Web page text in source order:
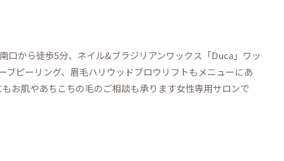
口から徒歩5分、ネイル&ブラジリアンワックス「Duca」ワッ
ブピーリング、眉毛ハリウッドブロウリフトもメニューにあ
お肌やあちこちの毛のご相談も承ります女性専用サロンで